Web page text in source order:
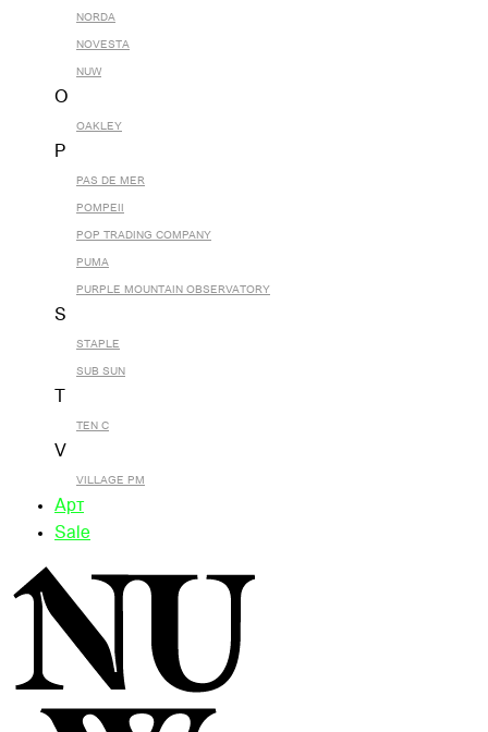
NORDA
NOVESTA
NUW
O
OAKLEY
P
PAS DE MER
POMPEII
POP TRADING COMPANY
PUMA
PURPLE MOUNTAIN OBSERVATORY
S
STAPLE
SUB SUN
TEN C
V
VILLAGE PM
Арт
Sale